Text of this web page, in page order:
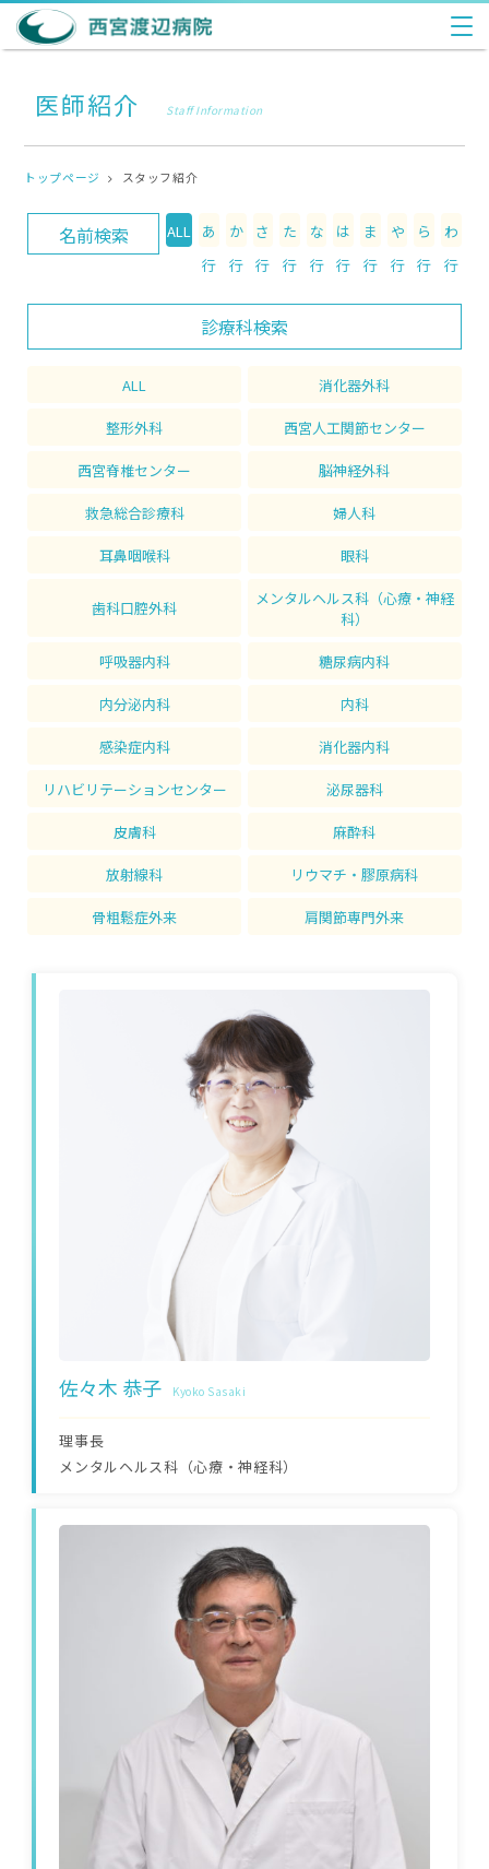
医師紹介 Staff Information
トップページ スタッフ紹介
名前検索 ALL あ
行
か
行
さ
行
た
行
な
行
は
行
ま
行
や
行
ら
行
わ
行
診療科検索
ALL 消化器外科
整形外科 西宮人工関節センター
西宮脊椎センター 脳神経外科
救急総合診療科 婦人科
耳鼻咽喉科 眼科
歯科口腔外科
メンタルヘルス科（心療・神経
科）
呼吸器内科 糖尿病内科
内分泌内科 内科
感染症内科 消化器内科
リハビリテーションセンター 泌尿器科
皮膚科 麻酔科
放射線科 リウマチ・膠原病科
骨粗鬆症外来 肩関節専門外来
佐々木 恭子 Kyoko Sasaki
理事長
メンタルヘルス科（心療・神経科）